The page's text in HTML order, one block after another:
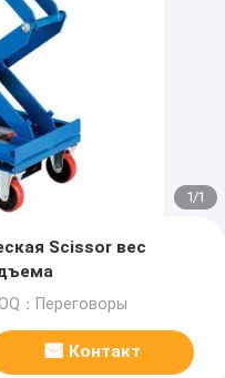
1/1
Scissor вес
：Переговоры
Контакт